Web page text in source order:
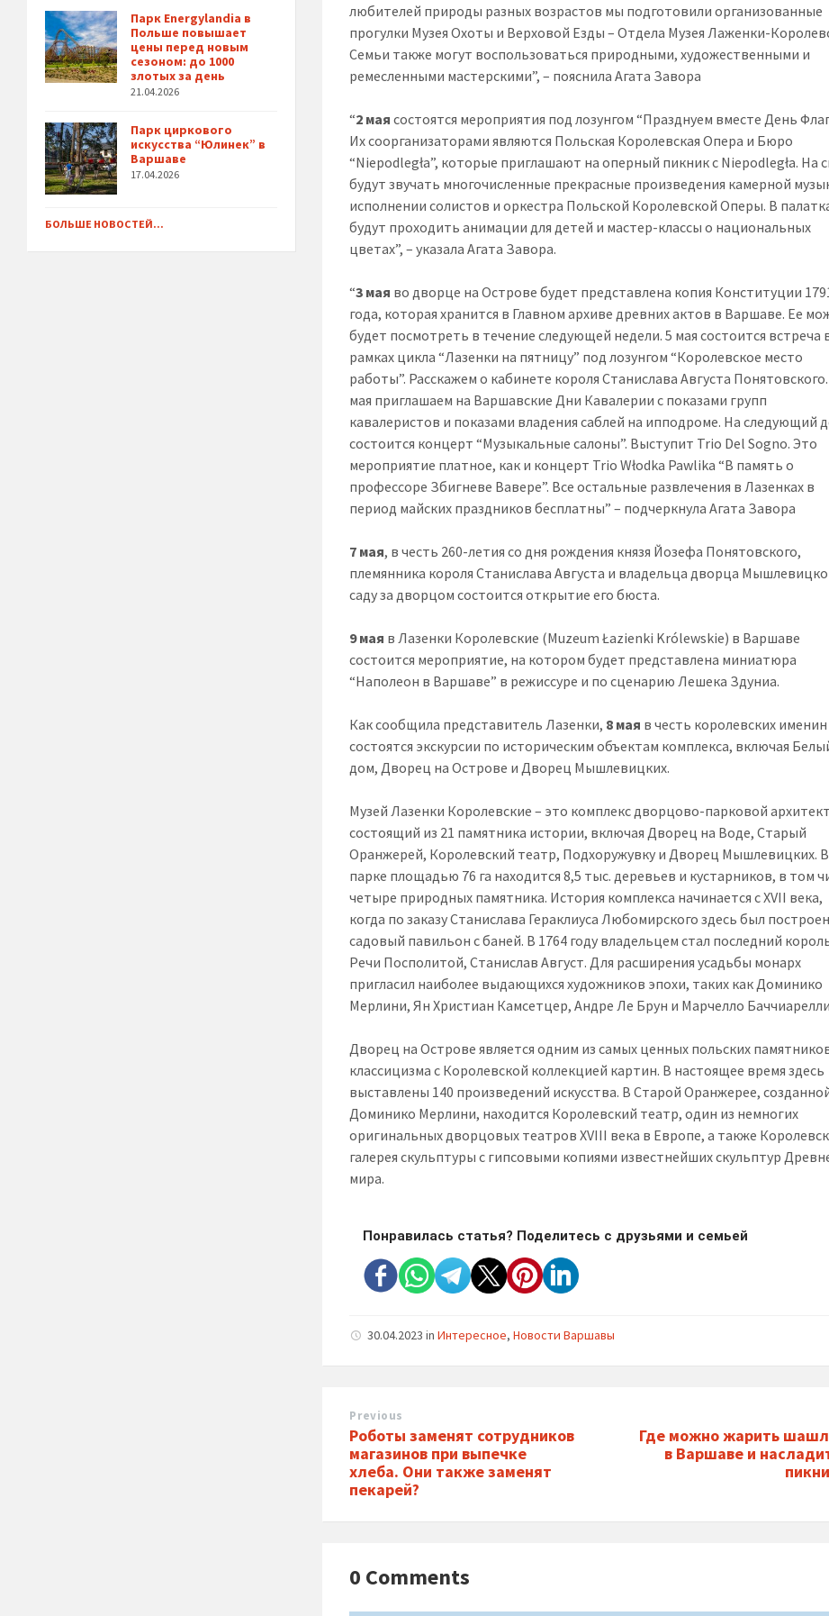
любителей природы разных возрастов мы подготовили организованные
прогулки Музея Охоты и Верховой Езды – Отдела Музея Лаженки-
Семьи также могут воспользоваться природными, художественными и
ремесленными мастерскими”, – пояснила Агата Завора
“2 мая состоятся мероприятия под лозунгом “Празднуем вместе День
Их соорганизаторами являются Польская Королевская Опера и Бюро
“Niepodległa”, которые приглашают на оперный пикник с Niepodległa. На
будут звучать многочисленные прекрасные произведения камерной
исполнении солистов и оркестра Польской Королевской Оперы. В
будут проходить анимации для детей и мастер-классы о национальных
цветах”, – указала Агата Завора.
“3 мая во дворце на Острове будет представлена копия Конституции
года, которая хранится в Главном архиве древних актов в Варшаве. Ее
будет посмотреть в течение следующей недели. 5 мая состоится встреча
рамках цикла “Лазенки на пятницу” под лозунгом “Королевское место
работы”. Расскажем о кабинете короля Станислава Августа
мая приглашаем на Варшавские Дни Кавалерии с показами групп
кавалеристов и показами владения саблей на ипподроме. На следующий
состоится концерт “Музыкальные салоны”. Выступит Trio Del Sogno. Это
мероприятие платное, как и концерт Trio Włodka Pawlika “В память о
профессоре Збигневе Вавере”. Все остальные развлечения в Лазенках в
период майских праздников бесплатны” – подчеркнула Агата Завора
7 мая, в честь 260-летия со дня рождения князя Йозефа Понятовского,
племянника короля Станислава Августа и владельца дворца
саду за дворцом состоится открытие его бюста.
9 мая в Лазенки Королевские (Muzeum Łazienki Królewskie) в Варшаве
состоится мероприятие, на котором будет представлена миниатюра
“Наполеон в Варшаве” в режиссуре и по сценарию Лешека Здуниа.
Как сообщила представитель Лазенки, 8 мая в честь королевских именин
состоятся экскурсии по историческим объектам комплекса, включая
дом, Дворец на Острове и Дворец Мышлевицких.
Музей Лазенки Королевские – это комплекс дворцово-парковой
состоящий из 21 памятника истории, включая Дворец на Воде, Старый
Оранжерей, Королевский театр, Подхоружувку и Дворец Мышлевицких. В
парке площадью 76 га находится 8,5 тыс. деревьев и кустарников, в том
четыре природных памятника. История комплекса начинается с XVII века,
когда по заказу Станислава Гераклиуса Любомирского здесь был построен
садовый павильон с баней. В 1764 году владельцем стал последний
Речи Посполитой, Станислав Август. Для расширения усадьбы монарх
пригласил наиболее выдающихся художников эпохи, таких как Доминико
Мерлини, Ян Христиан Камсетцер, Андре Ле Брун и Марчелло
Дворец на Острове является одним из самых ценных польских
классицизма с Королевской коллекцией картин. В настоящее время здесь
выставлены 140 произведений искусства. В Старой Оранжерее,
Доминико Мерлини, находится Королевский театр, один из немногих
оригинальных дворцовых театров XVIII века в Европе, а также
галерея скульптуры с гипсовыми копиями известнейших скульптур
мира.
Понравилась статья? Поделитесь с друзьями и семьей
30.04.2023inИнтересное,Новости Варшавы
Previous
Роботы заменят сотрудников
магазинов при выпечке
хлеба. Они также заменят
пекарей?
Где можно жарить
в Варшаве и
0 Comments
Парк Energylandia в
Польше повышает
цены перед новым
сезоном: до 1000
злотых за день
21.04.2026
Парк циркового
искусства “Юлинек” в
Варшаве
17.04.2026
БОЛЬШЕ НОВОСТЕЙ...